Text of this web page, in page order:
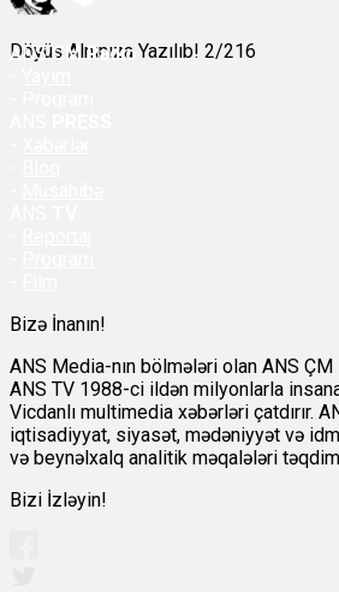
Döyüş Alnınıza Yazılıb! 2/216
ANSÇM Radio
Bizə İnanın!
ANS Media-nın bölmələri olan ANS
ANS TV 1988-ci ildən milyonlarla
Vicdanlı multimedia xəbərləri çatdırır.
iqtisadiyyat, siyasət, mədəniyyət və
və beynəlxalq analitik məqalələri
Bizi İzləyin!